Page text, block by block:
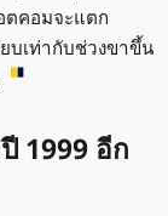
ตคอมจะแตก
บเท่ากับช่วงขาขึ้น
1999 อีก